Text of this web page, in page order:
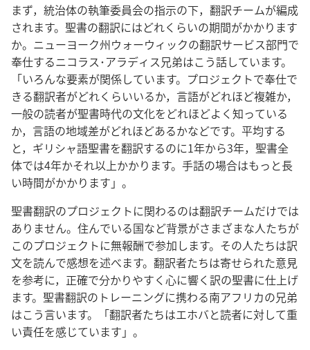
まず， 統治体の執筆委員会の指示の下， 翻訳チームが編成
されます。 聖書の翻訳にはどれくらいの期間がかかります
か。ニューヨーク州ウォーウィックの翻訳サービス部門で
奉仕するニコラス･アラディス兄弟はこう話しています。
「いろんな要素が関係しています。プロジェクトで奉仕で
きる翻訳者がどれくらいいるか， 言語がどれほど複雑か，
一般の読者が聖書時代の文化をどれほどよく 知っている
か， 言語の地域差がどれほどあるかなどです。 平均する
と，ギリシャ語聖書を翻訳するのに1年から3年， 聖書全
体では4年かそれ以 上かかります。 手話の場合はもっと長
い時間がかかります」。
聖書翻訳のプロジェクトに関わるのは翻訳チームだけでは
ありません。 住んでいる国など背景がさまざまな人たちが
このプロジェクトに無報酬で参加します。その人たちは訳
文を読んで感想を述べます。 翻訳者たちは寄せられた意見
を参考に， 正確で分かりやすく 心に響く 訳の聖書に仕 上げ
ます。 聖書翻訳のトレーニングに携わる南アフリカの兄弟
はこう言います。「翻訳者たちはエホバと読者に対して重
い責任を感じています」。